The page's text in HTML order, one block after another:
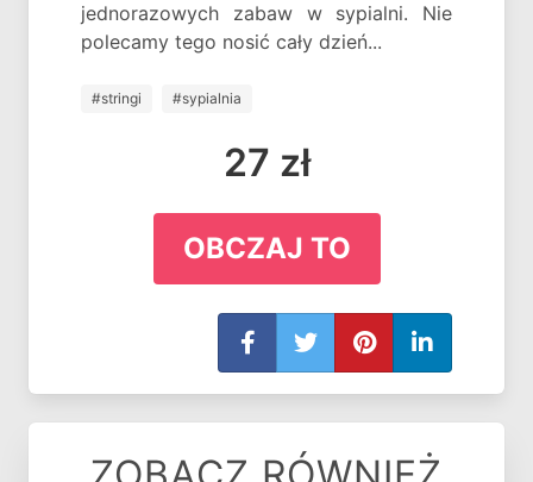
jednorazowych zabaw w sypialni. Nie
polecamy tego nosić cały dzień...
#stringi #sypialnia
27 zł
OBCZAJ TO